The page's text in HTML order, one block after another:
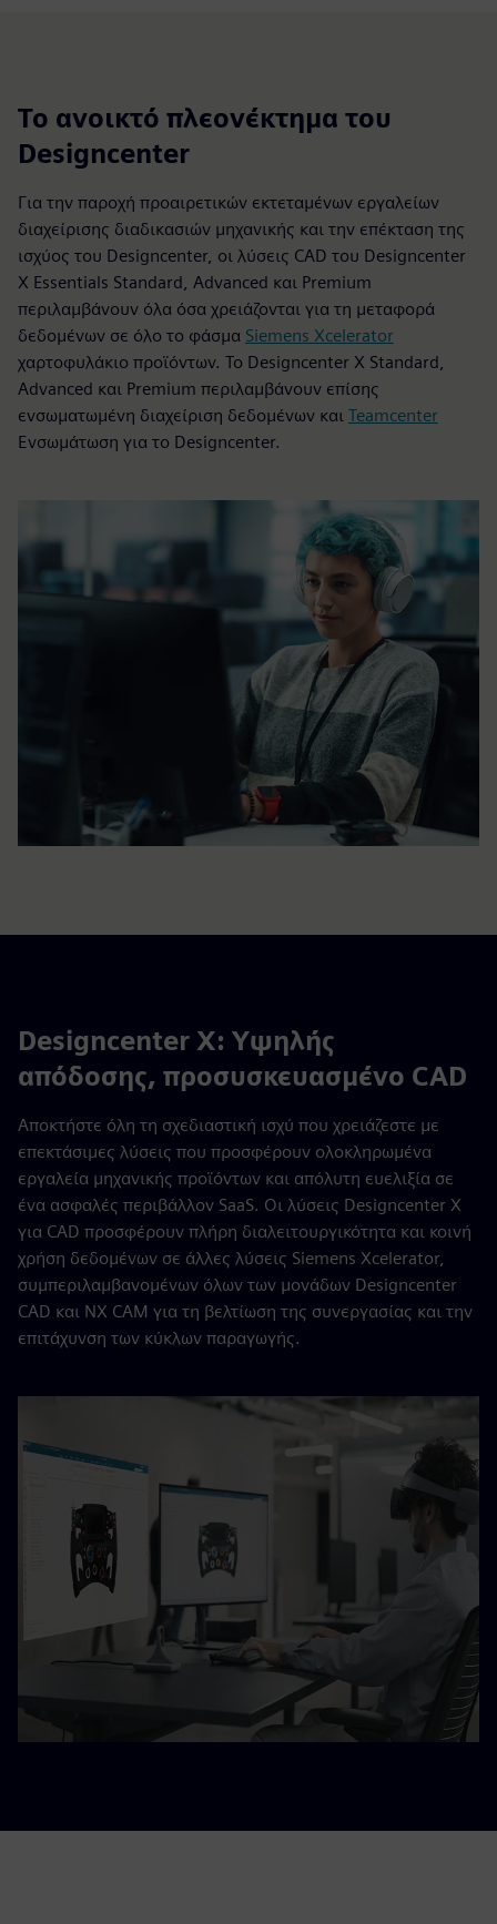
Το ανοικτό πλεονέκτημα του
Designcenter
Για την παροχή προαιρετικών εκτεταμένων εργαλείων
διαχείρισης διαδικασιών μηχανικής και την επέκταση της
ισχύος του Designcenter, οι λύσεις CAD του Designcenter
X Essentials Standard, Advanced και Premium
περιλαμβάνουν όλα όσα χρειάζονται για τη μεταφορά
δεδομένων σε όλο το φάσμα Siemens Xcelerator
χαρτοφυλάκιο προϊόντων. Το Designcenter X Standard,
Advanced και Premium περιλαμβάνουν επίσης
ενσωματωμένη διαχείριση δεδομένων και Teamcenter
Ενσωμάτωση για το Designcenter.
Designcenter X: Υψηλής
απόδοσης, προσυσκευασμένο CAD
Αποκτήστε όλη τη σχεδιαστική ισχύ που χρειάζεστε με
επεκτάσιμες λύσεις που προσφέρουν ολοκληρωμένα
εργαλεία μηχανικής προϊόντων και απόλυτη ευελιξία σε
ένα ασφαλές περιβάλλον SaaS. Οι λύσεις Designcenter X
για CAD προσφέρουν πλήρη διαλειτουργικότητα και κοινή
χρήση δεδομένων σε άλλες λύσεις Siemens Xcelerator,
συμπεριλαμβανομένων όλων των μονάδων Designcenter
CAD και NX CAM για τη βελτίωση της συνεργασίας και την
επιτάχυνση των κύκλων παραγωγής.